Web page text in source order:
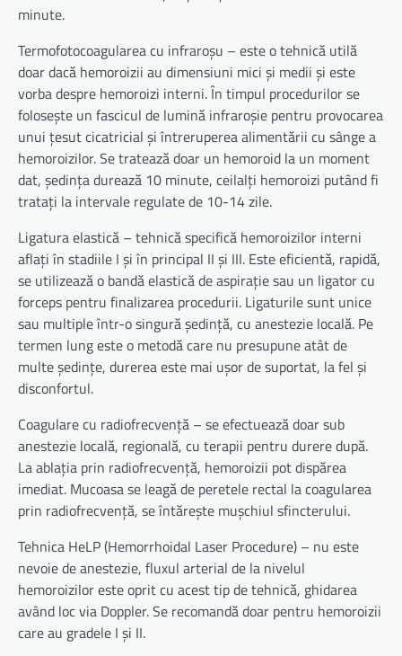
minute.
Termofotocoagularea cu infraroșu – este o tehnică utilă
doar dacă hemoroizii au dimensiuni mici și medii și este
vorba despre hemoroizi interni. În timpul procedurilor se
folosește un fascicul de lumină infraroșie pentru provocarea
unui țesut cicatricial și întreruperea alimentării cu sânge a
hemoroizilor. Se tratează doar un hemoroid la un moment
dat, ședința durează 10 minute, ceilalți hemoroizi putând fi
tratați la intervale regulate de 10-14 zile.
Ligatura elastică – tehnică specifică hemoroizilor interni
aflați în stadiile I și în principal II și III. Este eficientă, rapidă,
se utilizează o bandă elastică de aspirație sau un ligator cu
forceps pentru finalizarea procedurii. Ligaturile sunt unice
sau multiple într-o singură ședință, cu anestezie locală. Pe
termen lung este o metodă care nu presupune atât de
multe ședințe, durerea este mai ușor de suportat, la fel și
disconfortul.
Coagulare cu radiofrecvență – se efectuează doar sub
anestezie locală, regională, cu terapii pentru durere după.
La ablația prin radiofrecvență, hemoroizii pot dispărea
imediat. Mucoasa se leagă de peretele rectal la coagularea
prin radiofrecvență, se întărește mușchiul sfincterului.
Tehnica HeLP (Hemorrhoidal Laser Procedure) – nu este
nevoie de anestezie, fluxul arterial de la nivelul
hemoroizilor este oprit cu acest tip de tehnică, ghidarea
având loc via Doppler. Se recomandă doar pentru hemoroizii
care au gradele I și II.